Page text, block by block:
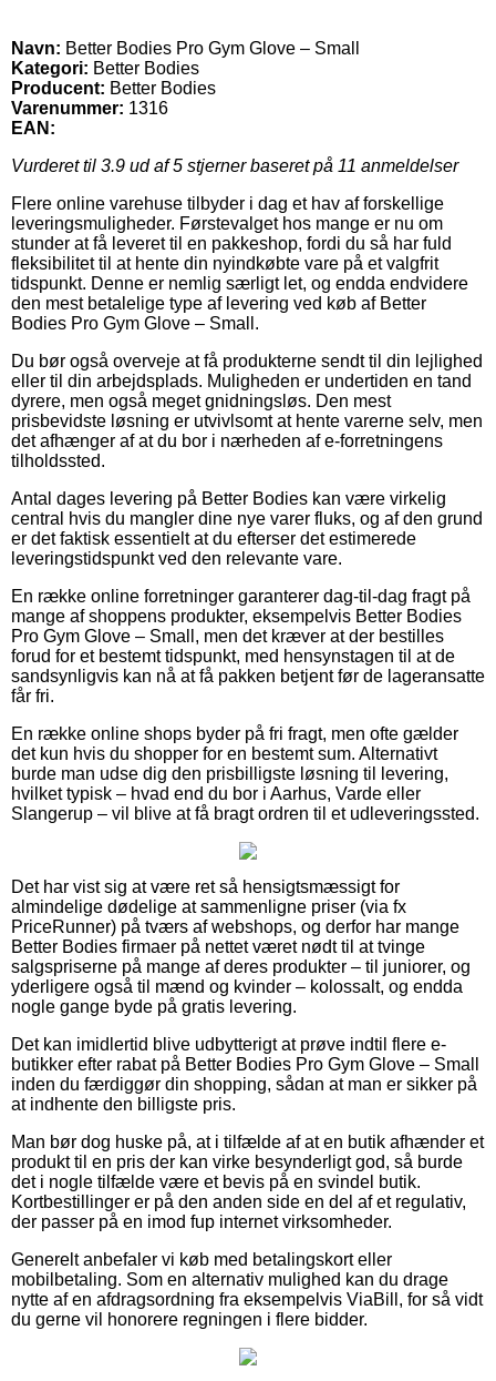
Navn: Better Bodies Pro Gym Glove – Small
Kategori: Better Bodies
Producent: Better Bodies
Varenummer: 1316
EAN:
Vurderet til 3.9 ud af 5 stjerner baseret på 11 anmeldelser
Flere online varehuse tilbyder i dag et hav af forskellige
leveringsmuligheder. Førstevalget hos mange er nu om
stunder at få leveret til en pakkeshop, fordi du så har fuld
fleksibilitet til at hente din nyindkøbte vare på et valgfrit
tidspunkt. Denne er nemlig særligt let, og endda endvidere
den mest betalelige type af levering ved køb af Better
Bodies Pro Gym Glove – Small.
Du bør også overveje at få produkterne sendt til din lejlighed
eller til din arbejdsplads. Muligheden er undertiden en tand
dyrere, men også meget gnidningsløs. Den mest
prisbevidste løsning er utvivlsomt at hente varerne selv, men
det afhænger af at du bor i nærheden af e-forretningens
tilholdssted.
Antal dages levering på Better Bodies kan være virkelig
central hvis du mangler dine nye varer fluks, og af den grund
er det faktisk essentielt at du efterser det estimerede
leveringstidspunkt ved den relevante vare.
En række online forretninger garanterer dag-til-dag fragt på
mange af shoppens produkter, eksempelvis Better Bodies
Pro Gym Glove – Small, men det kræver at der bestilles
forud for et bestemt tidspunkt, med hensynstagen til at de
sandsynligvis kan nå at få pakken betjent før de lageransatte
får fri.
En række online shops byder på fri fragt, men ofte gælder
det kun hvis du shopper for en bestemt sum. Alternativt
burde man udse dig den prisbilligste løsning til levering,
hvilket typisk – hvad end du bor i Aarhus, Varde eller
Slangerup – vil blive at få bragt ordren til et udleveringssted.
Det har vist sig at være ret så hensigtsmæssigt for
almindelige dødelige at sammenligne priser (via fx
PriceRunner) på tværs af webshops, og derfor har mange
Better Bodies firmaer på nettet været nødt til at tvinge
salgspriserne på mange af deres produkter – til juniorer, og
yderligere også til mænd og kvinder – kolossalt, og endda
nogle gange byde på gratis levering.
Det kan imidlertid blive udbytterigt at prøve indtil flere e-
butikker efter rabat på Better Bodies Pro Gym Glove – Small
inden du færdiggør din shopping, sådan at man er sikker på
at indhente den billigste pris.
Man bør dog huske på, at i tilfælde af at en butik afhænder et
produkt til en pris der kan virke besynderligt god, så burde
det i nogle tilfælde være et bevis på en svindel butik.
Kortbestillinger er på den anden side en del af et regulativ,
der passer på en imod fup internet virksomheder.
Generelt anbefaler vi køb med betalingskort eller
mobilbetaling. Som en alternativ mulighed kan du drage
nytte af en afdragsordning fra eksempelvis ViaBill, for så vidt
du gerne vil honorere regningen i flere bidder.